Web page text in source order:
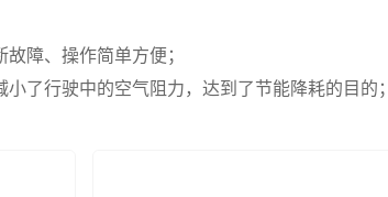
障、操作简单方便；
了行驶中的空气阻力，达到了节能降耗的目的；